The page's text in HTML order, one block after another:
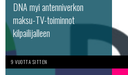
DNA myi antenniverkon
maksu-TV-toiminnot
kilpailijalleen
9 VUOTTA SITTEN